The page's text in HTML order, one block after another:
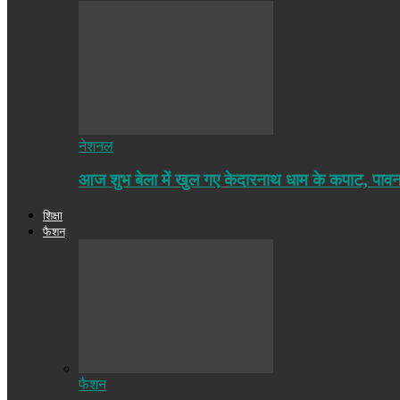
नेशनल
आज शुभ बेला में खुल गए केदारनाथ धाम के कपाट,
शिक्षा
फैशन
फैशन